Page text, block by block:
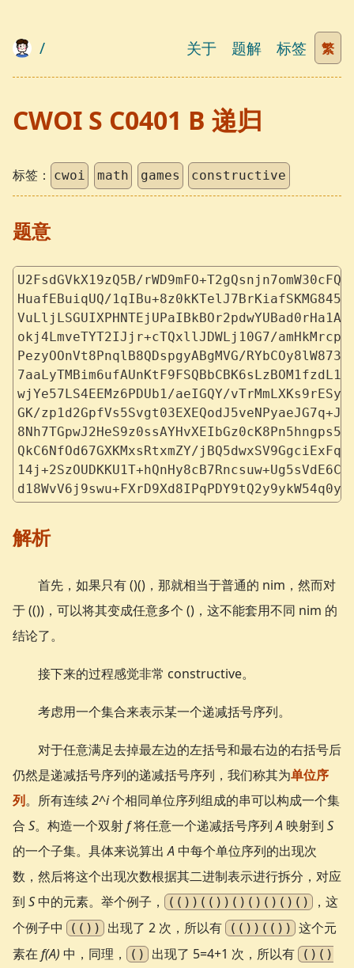
/ 关于 题解 标签 繁
CWOI S C0401 B 递归
标签： cwoi math games constructive
题意
U2FsdGVkX19zQ5B/
HuafEBuiqUQ/
okj4LmveTYT2IJjr+cTQxllJDWLj10G7/
PezyOOnVt8PnqlB8QDspgyABgMVG/
wjYe57LS4EEMz6PDUb1/aeIGQY/
GK/
QkC6NfOd67GXKMxsRtxmZY/
解析
首先，如果只有 ()()，那就相当于普通的 nim，然而对
于 (())，可以将其变成任意多个 ()，这不能套用不同 nim 的
结论了。
接下来的过程感觉非常 constructive。
考虑用一个集合来表示某一个递减括号序列。
对于任意满足去掉最左边的左括号和最右边的右括号后
仍然是递减括号序列的递减括号序列，我们称其为单位序
列。所有连续2^i个相同单位序列组成的串可以构成一个集
合 S。构造一个双射f将任意一个递减括号序列A映射到 S
的一个子集。具体来说算出A中每个单位序列的出现次
数，然后将这个出现次数根据其二进制表示进行拆分，对应
到 S中的元素。举个例子， (())(())()()()()()
，这
个例子中
(()) 出现了 2 次，所以有 (())(()) 这个元
素在 f(A) 中，同理， () 出现了 5=4+1 次，所以有 ()()